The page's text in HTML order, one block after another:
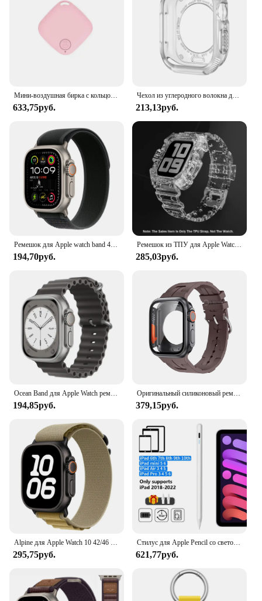
633,75руб.
Чехол из углеродного волокна для Apple Watch Series 10 42 мм 46 мм
213,13руб.
194,70руб.
Ремешок из ТПУ для Apple Watch Band 45 мм 41 мм 44 мм 40 мм 42 мм 38 мм, прозрачный ТПУ Браслет для Iwatch Series 3 4 5 6 SE 7, чехол
285,03руб.
Ocean Band для Apple Watch ремешок 45 мм 46 мм 42 мм 40 мм Ultra 49 мм 44 мм 41 мм спортивный силиконовый браслет correa серии 10 9 8 7 6 5 SE
194,85руб.
Оригинальный силиконовый ремешок и смены на ультратонкий ремешок для Apple Watch 9 8 7 6 SE 5 4, ремешок для iWatch серии 44 мм 45 мм 42 мм 41 мм, браслет
379,15руб.
Alpine для Apple Watch 10 42/46 мм, ремешки 44 мм, 40 мм, 45 мм, 41 мм, 38 мм, нейлоновый браслет Correa iWatch Series 7 6 3 5 Se 8 9 Ultra2 49 мм
295,75руб.
Стилус для Apple Pencil со светодиодными индикаторами мощности, сенсорный карандаш с отклонением ладони для 2022 2021 2020 2019 2018, карандаш для iPad
621,77руб.